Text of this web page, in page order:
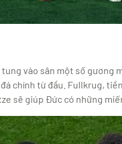
vào sân một số
chính từ đầu. Fullkrug,
sẽ giúp Đức có những